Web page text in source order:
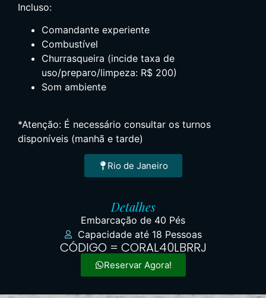
Incluso:
Comandante experiente
Combustível
Churrasqueira (incide taxa de
uso/preparo/limpeza: R$ 200)
Som ambiente
*Atenção: É necessário consultar os turnos
disponíveis (manhã e tarde)
Rio de Janeiro
Detalhes
Embarcação de 40 Pés
Capacidade até 18 Pessoas
CÓDIGO = CORAL40LBRRJ
Reservar Agora!